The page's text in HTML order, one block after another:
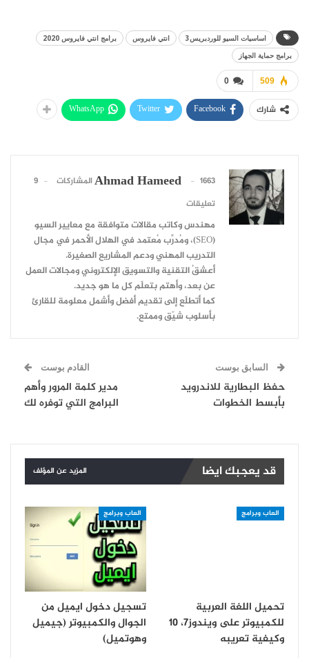
اساسيات السيو للوردبريس3 انتي فايروس
برامج انتي فايروس 2020
برامج حماية الجهاز
0 509
شارك Facebook
Twitter
WhatsApp
Ahmad Hameed 1663 المشاركات
9
تعليقات
مهندس وكاتب مقالات متوافقة مع معايير السيو
(SEO)، ومُدرِّب مُعتمد في الهلال الأحمر في مجال
التدريب المهني ودعم المشاريع الصغيرة.
أعشقُ التقنية والتسويق الإلكتروني ومجالات العمل
عن بعد، وأهتم بتعلّم كل ما هو جديد.
كما أتطلّع إلى تقديم أفضل وأشمل معلومة للقارئ
بأسلوب شيّق وممتع.
السابق بوست
حفظ البطارية للاندرويد
بأبسط الخطوات
القادم بوست
مدير كلمة المرور وأهم
البرامج التي توفره لك
قد يعجبك ايضا المزيد عن المؤلف
العاب وبرامج
تحميل اللغة العربية
للكمبيوتر على ويندوز7، 10
وكيفية تعريبه
العاب وبرامج
تسجيل دخول ايميل من
الجوال والكمبيوتر (جيميل
وهوتميل)